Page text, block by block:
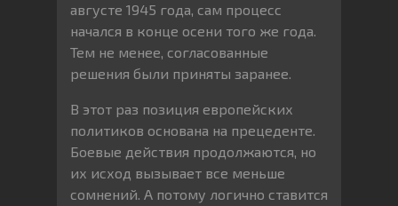
августе 1945 года, сам процесс
начался в конце осени того же года.
Тем не менее, согласованные
решения были приняты заранее.
В этот раз позиция европейских
политиков основана на прецеденте.
Боевые действия продолжаются, но
их исход вызывает все меньше
сомнений. А потому логично ставится